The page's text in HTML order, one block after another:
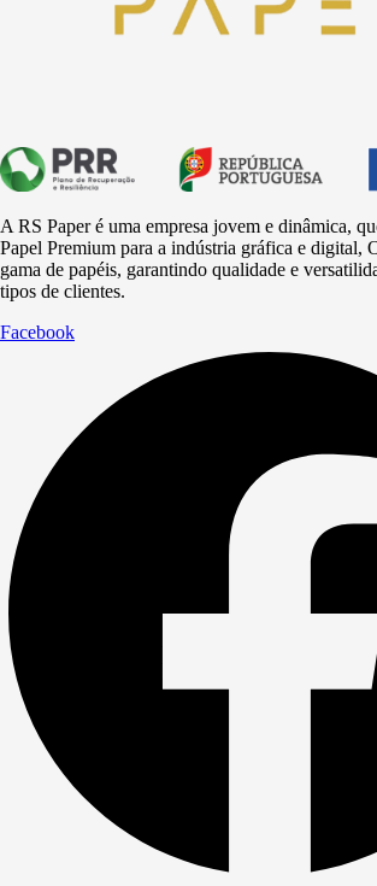
A RS Paper é uma empresa jovem e dinâmica,
Papel Premium para a indústria gráfica e digital,
gama de papéis, garantindo qualidade e
tipos de clientes.
Facebook